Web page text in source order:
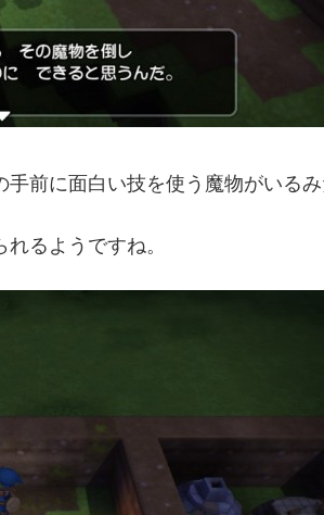
前に面白い技を使う魔物がいるみ
るようですね。